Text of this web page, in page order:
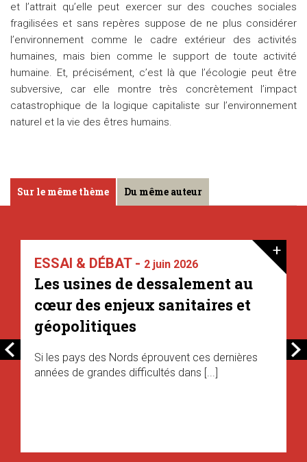
et l’attrait qu’elle peut exercer sur des couches sociales
fragilisées et sans repères suppose de ne plus considérer
l’environnement comme le cadre extérieur des activités
humaines, mais bien comme le support de toute activité
humaine. Et, précisément, c’est là que l’écologie peut être
subversive, car elle montre très concrètement l’impact
catastrophique de la logique capitaliste sur l’environnement
naturel et la vie des êtres humains.
Sur le même thème Du même auteur
ESSAI & DÉBAT - 2 juin 2026
Les usines de dessalement au
cœur des enjeux sanitaires et
géopolitiques
Si les pays des Nords éprouvent ces dernières
années de grandes difficultés dans [...]
+